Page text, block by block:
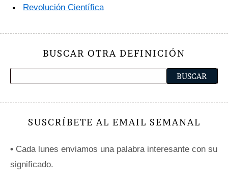
Revolución Científica
BUSCAR OTRA DEFINICIÓN
SUSCRÍBETE AL EMAIL SEMANAL
• Cada lunes enviamos una palabra interesante con su
significado.